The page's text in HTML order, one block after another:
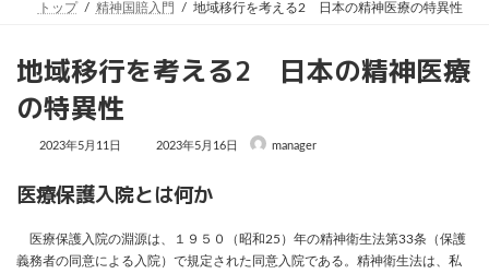
トップ 精神国賠入門 地域移行を考える2 日本の精神医療の特異性
地域移行を考える2 日本の精神医療
の特異性
2023年5月11日
最
新
日
2023年5月16日 manager
医療保護入院とは何か
医療保護入院の淵源は、１９５０（昭和25）年の精神衛生法第33条（保護
義務者の同意による入院）で規定された同意入院である。精神衛生法は、私